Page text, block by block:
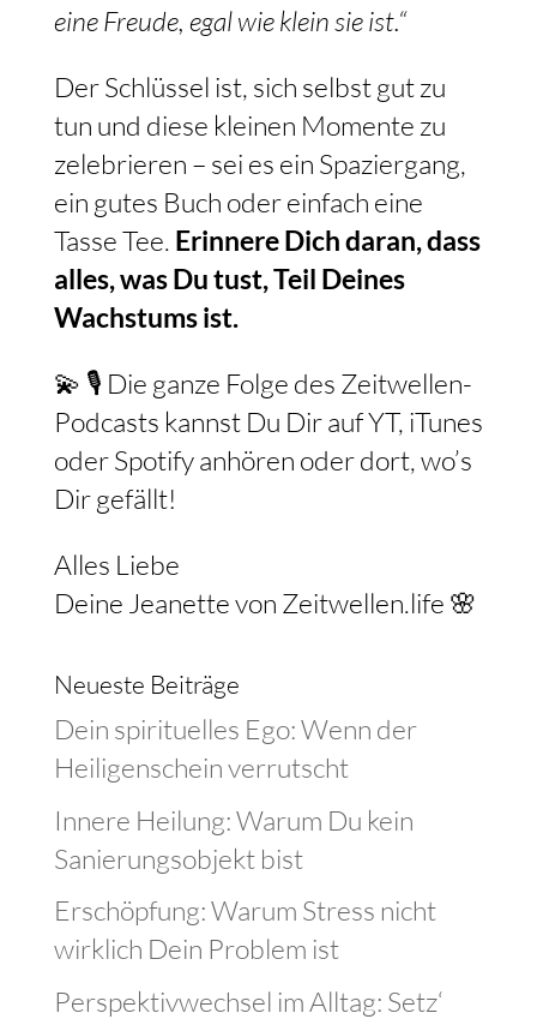
eine Freude, egal wie klein sie ist.“
Der Schlüssel ist, sich selbst gut zu
tun und diese kleinen Momente zu
zelebrieren – sei es ein Spaziergang,
ein gutes Buch oder einfach eine
Tasse Tee. Erinnere Dich daran, dass
alles, was Du tust, Teil Deines
Wachstums ist.
💫 🎙️ Die ganze Folge des Zeitwellen-
Podcasts kannst Du Dir auf YT, iTunes
oder Spotify anhören oder dort, wo’s
Dir gefällt!
Alles Liebe
Deine Jeanette von Zeitwellen.life 🌸
Neueste Beiträge
Dein spirituelles Ego: Wenn der
Heiligenschein verrutscht
Innere Heilung: Warum Du kein
Sanierungsobjekt bist
Erschöpfung: Warum Stress nicht
wirklich Dein Problem ist
Perspektivwechsel im Alltag: Setz‘